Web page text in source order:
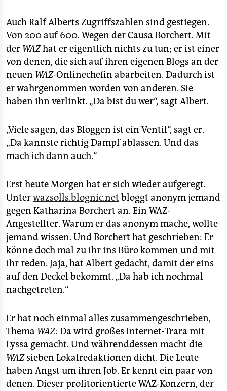
Auch Ralf Alberts Zugriffszahlen sind gestiegen.
Von 200 auf 600. Wegen der Causa Borchert. Mit
der WAZhat er eigentlich nichts zu tun; er ist einer
von denen, die sich auf ihren eigenen Blogs an der
neuen WAZ-Onlinechefin abarbeiten. Dadurch ist
er wahrgenommen worden von anderen. Sie
haben ihn verlinkt. „Da bist du wer“, sagt Albert.
„Viele sagen, das Bloggen ist ein Ventil“, sagt er.
„Da kannste richtig Dampf ablassen. Und das
mach ich dann auch.“
Erst heute Morgen hat er sich wieder aufgeregt.
Unterwazsolls.blognic.net bloggt anonym jemand
gegen Katharina Borchert an. Ein WAZ-
Angestellter. Warum er das anonym mache, wollte
jemand wissen. Und Borchert hat geschrieben: Er
könne doch mal zu ihr ins Büro kommen und mit
ihr reden. Jaja, hat Albert gedacht, damit der eins
auf den Deckel bekommt. „Da hab ich nochmal
nachgetreten.“
Er hat noch einmal alles zusammengeschrieben,
Thema WAZ: Da wird großes Internet-Trara mit
Lyssa gemacht. Und währenddessen macht die
WAZsieben Lokalredaktionen dicht. Die Leute
haben Angst um ihren Job. Er kennt ein paar von
denen. Dieser profitorientierte WAZ-Konzern, der